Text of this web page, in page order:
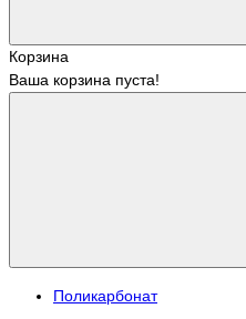
Корзина
Ваша корзина пуста!
Поликарбонат